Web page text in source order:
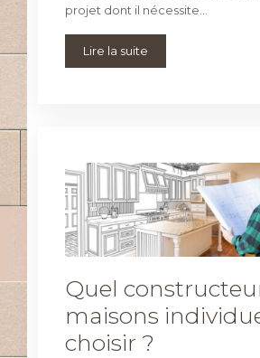
projet dont il nécessite…
Lire la suite
Quel
maisons
choisir ?